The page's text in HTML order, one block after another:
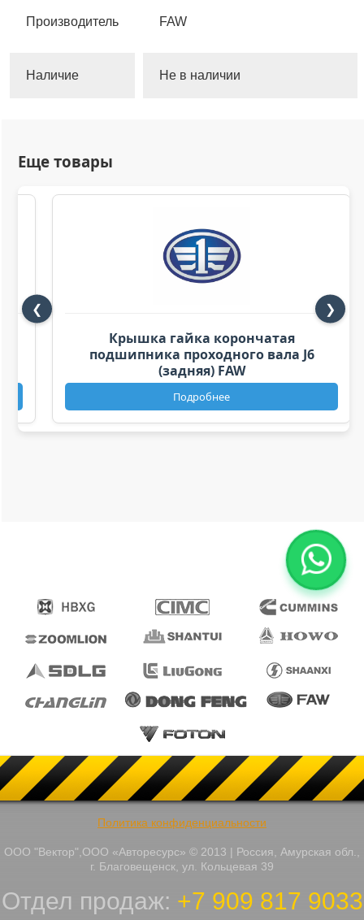
Производитель FAW
Наличие Не в наличии
Политика конфиденциальности
ООО "Вектор",ООО «Авторесурс» © 2013 | Россия, Амурская обл.,
г. Благовещенск, ул. Кольцевая 39
Отдел продаж: +7 909 817 9033